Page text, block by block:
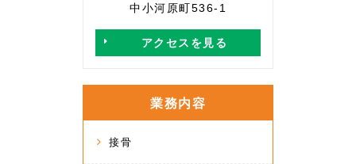
中小河原町536-1
アクセスを見る
業務内容
接骨